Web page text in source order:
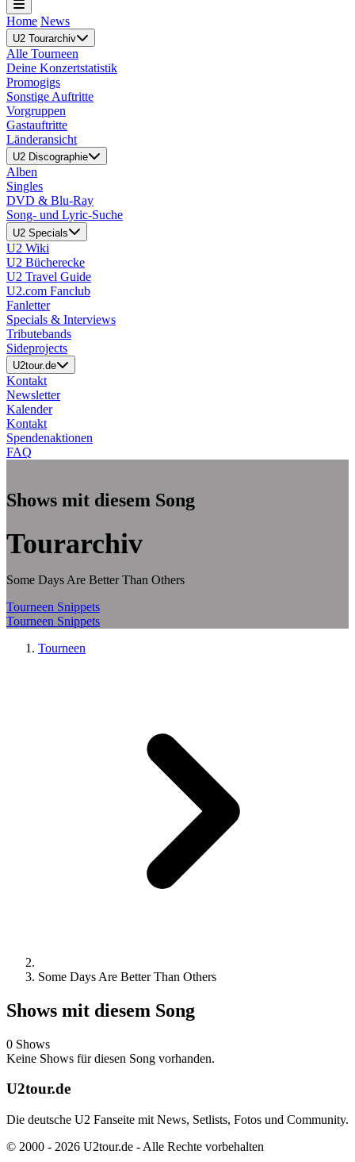
Home News
U2 Tourarchiv
Alle Tourneen
Deine Konzertstatistik
Promogigs
Sonstige Auftritte
Vorgruppen
Gastauftritte
Länderansicht
U2 Discographie
Alben
Singles
DVD & Blu-Ray
Song- und Lyric-Suche
U2 Specials
U2 Wiki
U2 Bücherecke
U2 Travel Guide
U2.com Fanclub
Fanletter
Specials & Interviews
Tributebands
Sideprojects
U2tour.de
Kontakt
Newsletter
Kalender
Kontakt
Spendenaktionen
FAQ
Shows mit diesem Song
Tourarchiv
Some Days Are Better Than Others
Tourneen Snippets
Tourneen Snippets
Tourneen
Some Days Are Better Than Others
Shows mit diesem Song
0 Shows
Keine Shows für diesen Song vorhanden.
U2tour.de
Die deutsche U2 Fanseite mit News, Setlists, Fotos und Community.
© 2000 - 2026 U2tour.de - Alle Rechte vorbehalten